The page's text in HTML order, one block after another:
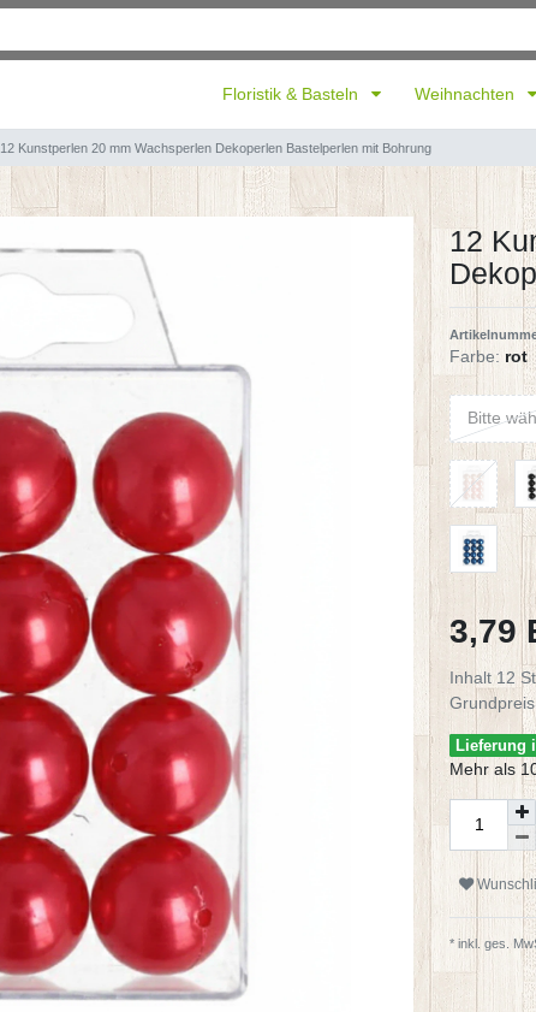
Floristik & Basteln Weihnachten
12 Kunstperlen 20 mm Wachsperlen Dekoperlen Bastelperlen mit Bohrung
12
Farbe: rot
Bitte
3,79
Inhalt 12
Lieferung
Mehr als
* inkl. ges.